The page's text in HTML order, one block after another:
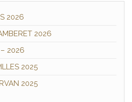
2026
2026
2026
2025
2025